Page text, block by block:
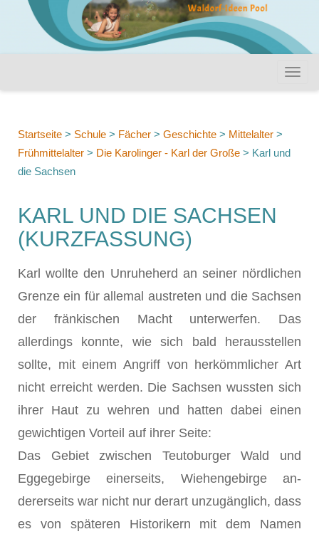
Startseite > Schule > Fächer > Geschichte > Mittelalter >
Frühmittelalter > Die Karolinger - Karl der Große > Karl und
die Sachsen
KARL UND DIE SACHSEN
(KURZFASSUNG)
Karl wollte den Unruheherd an seiner nördlichen
Grenze ein für allemal austreten und die Sachsen
der fränkischen Macht unterwerfen. Das
allerdings konnte, wie sich bald herausstel­len
sollte, mit einem Angriff von herkömmlicher Art
nicht erreicht werden. Die Sachsen wussten sich
ihrer Haut zu wehren und hatten dabei einen
gewichtigen Vorteil auf ihrer Sei­te:
Das Gebiet zwischen Teutoburger Wald und
Eggegebirge einerseits, Wiehengebirge an­
dererseits war nicht nur derart unzugänglich, dass
es von späteren Historikern mit dem Na­men